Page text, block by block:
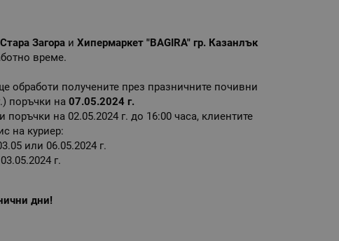
Загора и Хипермаркет "BAGIRA" гр. Казанлък
време.
обработи получените през празничните почивни
поръчки на 07.05.2024 г.
поръчки на 02.05.2024 г. до 16:00 часа, клиентите
на куриер:
или 06.05.2024 г.
г.
дни!